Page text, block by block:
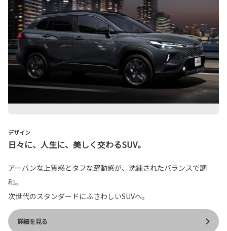
デザイン
日々に、人生に、美しく交わるSUV。
アーバンな上質感とタフな躍動感が、洗練されたバランスで調
和。
次世代のスタンダードにふさわしいSUVへ。
詳細を見る